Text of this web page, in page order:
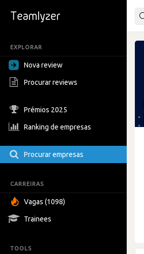
EXPLORAR
Nova review
Procurar reviews
Prémios 2025
Ranking de empresas
Procurar empresas
CARREIRAS
Vagas (1098)
Trainees
TOOLS